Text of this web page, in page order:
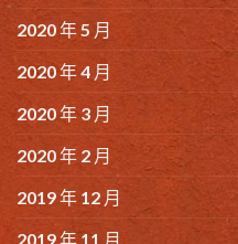
2020 年 5 月
2020 年 4 月
2020 年 3 月
2020 年 2 月
2019 年 12 月
2019 年 11 月